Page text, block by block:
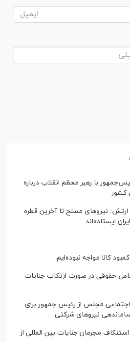
با رهبر معظم انقلاب درباره
کشور
ارتش: نیرو‌های مسلح تا آخرین قطره
ایستاده‌اند
کالا مواجه نبوده‌ایم
حقوقی در صورت ارتکاب جنایات
مجلس از رئیس جمهور برای
نیرو‌های شرکتی
مجرمان جنایات بین المللی از